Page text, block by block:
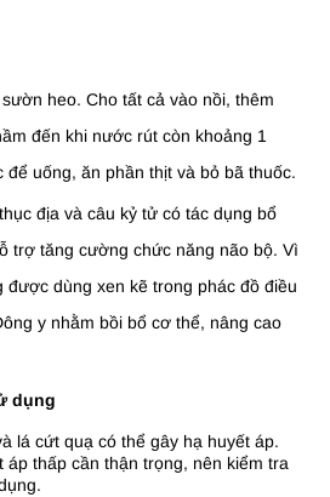
heo. Cho tất cả vào nồi, thêm
đến khi nước rút còn khoảng 1
uống, ăn phần thịt và bỏ bã thuốc.
địa và câu kỷ tử có tác dụng bổ
trợ tăng cường chức năng não bộ. Vì
được dùng xen kẽ trong phác đồ điều
y nhằm bồi bổ cơ thể, nâng cao
dụng
lá cứt quạ có thể gây hạ huyết áp.
áp thấp cần thận trọng, nên kiểm tra